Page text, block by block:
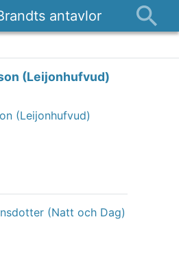
antavlor
(Leijonhufvud)
(Leijonhufvud)
(Natt och Dag)